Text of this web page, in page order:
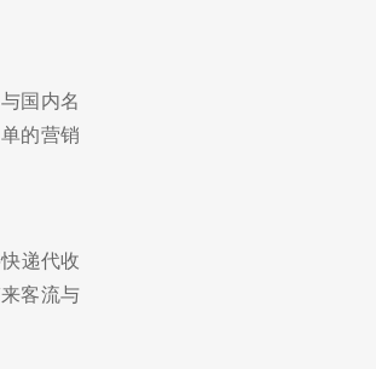
国内名
的营销
递代收
客流与